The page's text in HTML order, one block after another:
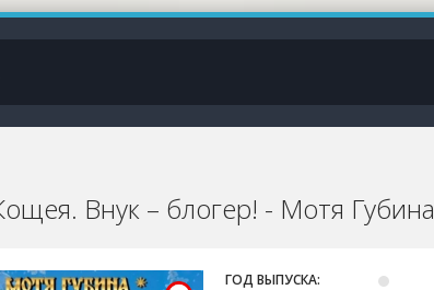
Внук – блогер! - Мотя Губина
ГОД ВЫПУСКА: